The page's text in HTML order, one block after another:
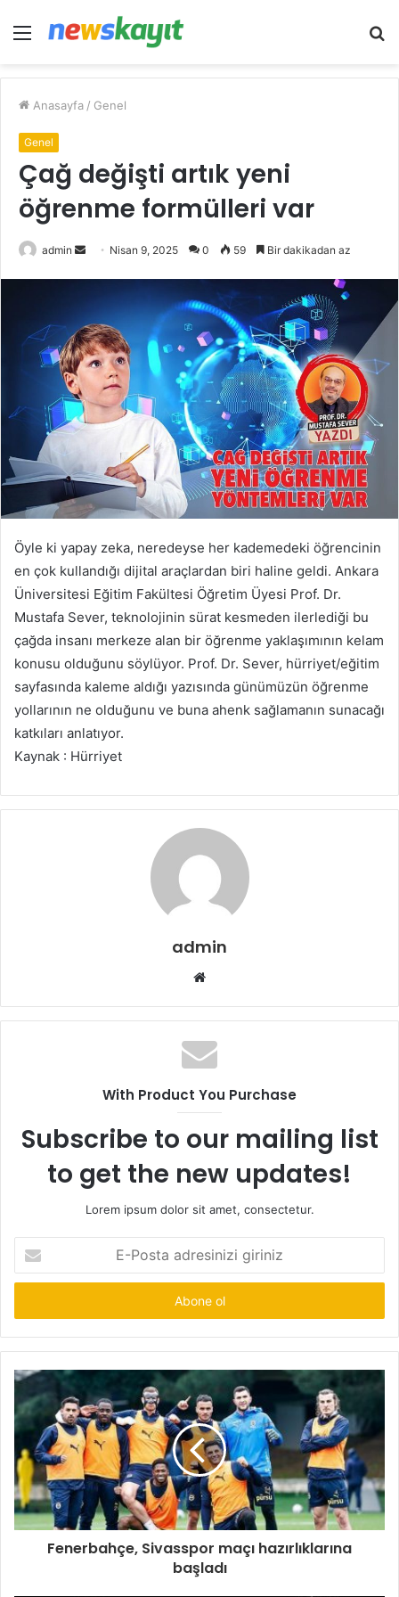
Menü
Anasayfa / Genel
Genel
Çağ değişti artık yeni
öğrenme formülleri var
admin
Bir
Nisan 9, 2025 0 59 Bir dakikadan az
Öyle ki yapay zeka, neredeyse her kademedeki öğrencinin
en çok kullandığı dijital araçlardan biri haline geldi. Ankara
Üniversitesi Eğitim Fakültesi Öğretim Üyesi Prof. Dr.
Mustafa Sever, teknolojinin sürat kesmeden ilerlediği bu
çağda insanı merkeze alan bir öğrenme yaklaşımının kelam
konusu olduğunu söylüyor. Prof. Dr. Sever, hürriyet/eğitim
sayfasında kaleme aldığı yazısında günümüzün öğrenme
yollarının ne olduğunu ve buna ahenk sağlamanın sunacağı
katkıları anlatıyor.
Kaynak : Hürriyet
admin
Web
With Product You Purchase
Subscribe to our mailing list
to get the new updates!
Lorem ipsum dolor sit amet, consectetur.
Posta
adresinizi
Fenerbahçe, Sivasspor maçı hazırlıklarına
başladı